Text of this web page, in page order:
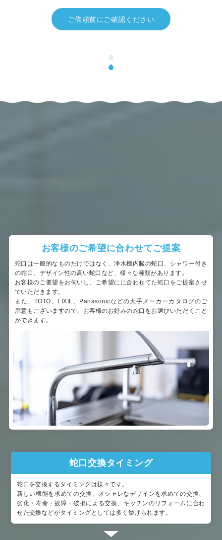
ご依頼前にご確認ください
お客様のご希望に合わせてご提案
蛇口は一般的なものだけではなく、浄水機内臓の蛇口、シャワー付き
の蛇口、デザイン性の高い蛇口など、様々な種類があります。
お客様のご要望をお伺いし、ご希望にに合わせてた蛇口をご提案させ
ていただきます。
また、TOTO、LIXIL、Panasonicなどの大手メーカーカタログのご
用意もございますので、お客様のお好みの蛇口をお選びいただくこと
ができます。
蛇口交換タイミング
蛇口を交換するタイミングは様々です。
新しい機能を求めての交換、オシャレなデザインを求めての交換、
劣化・寿命・故障・破損による交換、キッチンのリフォームに合わ
せた交換などがタイミングとしては多く挙げられます。